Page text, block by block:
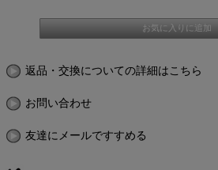
返品・交換についての詳細はこちら
お問い合わせ
友達にメールですすめる